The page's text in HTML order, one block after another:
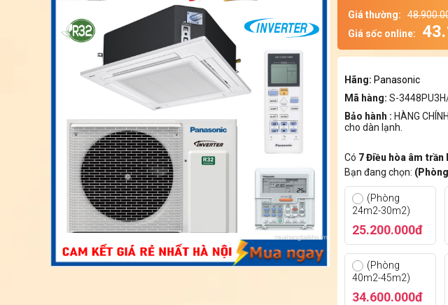
Giá thường:
Giá sốc online:
Hãng: Panasonic
Mã hàng: S-
Bảo hành : HÀNG
cho dàn lạnh.
Có 7 Điều hòa âm trần
Bạn đang chọn:
(Phòng
24m2-30m2)
25.200.000đ
(Phòng
40m2-45m2)
34.600.000đ